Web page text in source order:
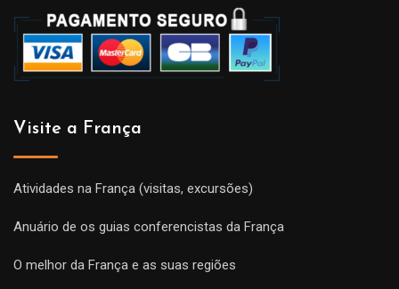
Visite a França
Atividades na França (visitas, excursões)
Anuário de os guias conferencistas da França
O melhor da França e as suas regiões